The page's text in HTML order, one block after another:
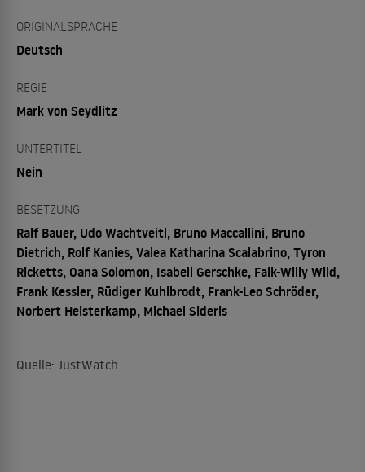
ORIGINALSPRACHE
Deutsch
REGIE
Mark von Seydlitz
UNTERTITEL
Nein
BESETZUNG
Ralf Bauer, Udo Wachtveitl, Bruno Maccallini, Bruno
Dietrich, Rolf Kanies, Valea Katharina Scalabrino, Tyron
Ricketts, Oana Solomon, Isabell Gerschke, Falk-Willy Wild,
Frank Kessler, Rüdiger Kuhlbrodt, Frank-Leo Schröder,
Norbert Heisterkamp, Michael Sideris
Quelle: JustWatch